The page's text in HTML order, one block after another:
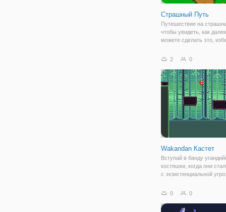
Страшный Путь
Путешествие на
чтобы увидеть, как
можете сделать это,
2
0
Wakandan Кастет
Вступай в банду
костяшки, когда они
с экзистенциальной
сохранить ваши
0 0